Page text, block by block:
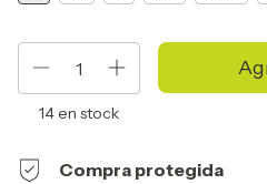
14en stock
Compra protegida